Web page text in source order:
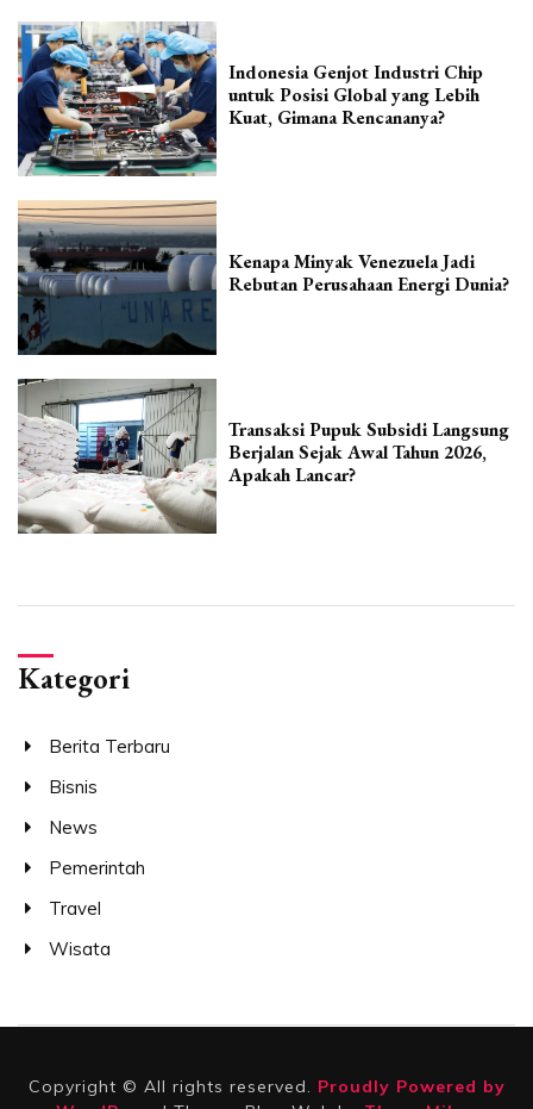
Indonesia Genjot Industri Chip
untuk Posisi Global yang Lebih
Kuat, Gimana Rencananya?
Kenapa Minyak Venezuela Jadi
Rebutan Perusahaan Energi Dunia?
Transaksi Pupuk Subsidi Langsung
Berjalan Sejak Awal Tahun 2026,
Apakah Lancar?
Kategori
Berita Terbaru
Bisnis
News
Pemerintah
Travel
Wisata
Copyright © All rights reserved. Proudly Powered by